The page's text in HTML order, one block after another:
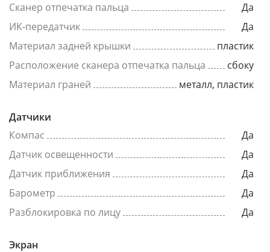
Сканер отпечатка пальца
Да
ИК-передатчик
Да
Материал задней крышки
пластик
Расположение сканера отпечатка пальца
сбоку
Материал граней
металл, пластик
Датчики
Компас
Да
Датчик освещенности
Да
Датчик приближения
Да
Барометр
Да
Разблокировка по лицу
Да
Экран